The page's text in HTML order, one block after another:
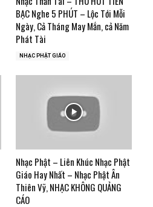
BẠC Nghe 5 PHÚT – Lộc Tới Mỗi
Ngày, Cả Tháng May Mắn, cả Năm
Phát Tài
NHẠC PHẬT GIÁO
Nhạc Phật – Liên Khúc Nhạc Phật
Giáo Hay Nhất – Nhạc Phật Ân
Thiên Vỹ, NHẠC KHÔNG QUẢNG
CÁO